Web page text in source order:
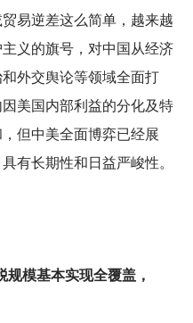
易逆差这么简单，越来越
义的旗号，对中国从经济
外交舆论等领域全面打
美国内部利益的分化及特
但中美全面博弈已经展
有长期性和日益严峻性。
模基本实现全覆盖，